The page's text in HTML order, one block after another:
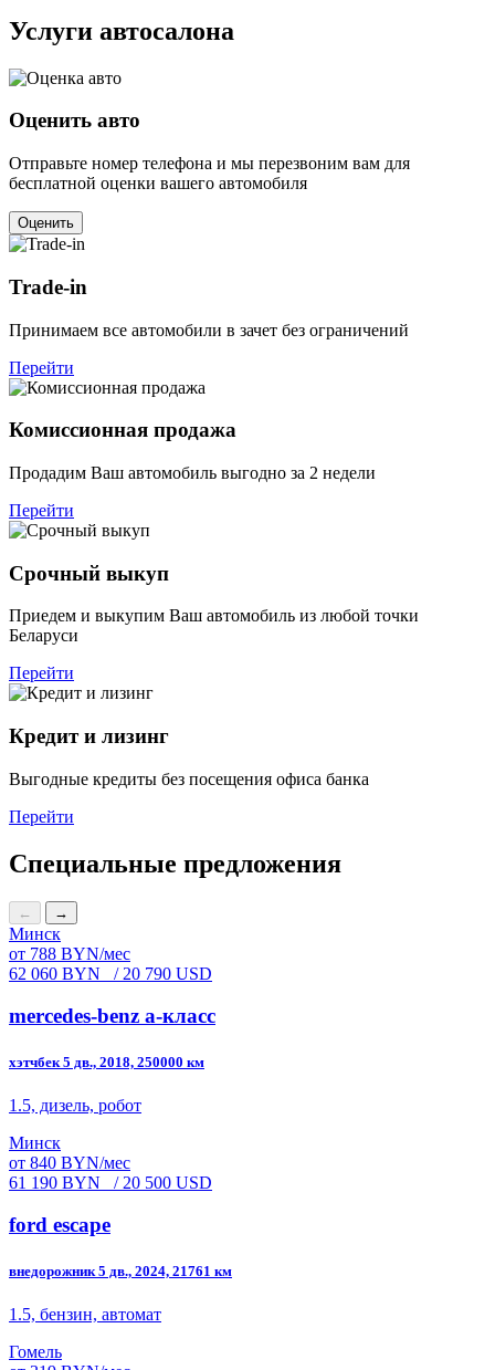
Услуги автосалона
Оценить авто
Отправьте номер телефона и мы перезвоним вам для
бесплатной оценки вашего автомобиля
Оценить
Trade-in
Принимаем все автомобили в зачет без ограничений
Перейти
Комиссионная продажа
Продадим Ваш автомобиль выгодно за 2 недели
Перейти
Срочный выкуп
Приедем и выкупим Ваш автомобиль из любой точки
Беларуси
Перейти
Кредит и лизинг
Выгодные кредиты без посещения офиса банка
Перейти
Специальные предложения
← →
Минск
от 788 BYN/мес
62 060 BYN
/ 20 790 USD
mercedes-benz a-класс
хэтчбек 5 дв., 2018, 250000 км
1.5, дизель, робот
Минск
от 840 BYN/мес
61 190 BYN
/ 20 500 USD
ford escape
внедорожник 5 дв., 2024, 21761 км
1.5, бензин, автомат
Гомель